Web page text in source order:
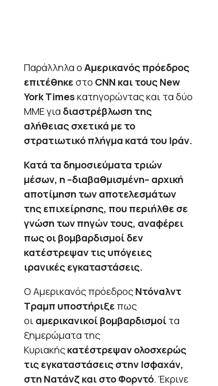
Παράλληλα οΑμερικανός πρόεδρος
επιτέθηκεστο CNN και τους New
York Times κατηγορώντας και τα δύο
ΜΜΕ για διαστρέβλωση της
αλήθειας σχετικά με το
στρατιωτικό πλήγμα κατά του Ιράν.
Κατά τα δημοσιεύματα τριών
μέσων, η –διαβαθμισμένη– αρχική
αποτίμηση των αποτελεσμάτων
της επιχείρησης, που περιήλθε σε
γνώση των πηγών τους, αναφέρει
πως οι βομβαρδισμοί δεν
κατέστρεψαν τις υπόγειες
ιρανικές εγκαταστάσεις.
Ο Αμερικανός πρόεδροςΝτόναλντ
Τραμπ υποστήριξεπως
οι αμερικανικοί βομβαρδισμοίτα
ξημερώματα της
Κυριακήςκατέστρεψαν ολοσχερώς
τις εγκαταστάσεις στην Ισφαχάν,
στη Νατάνζ και στο Φορντό. Έκρινε